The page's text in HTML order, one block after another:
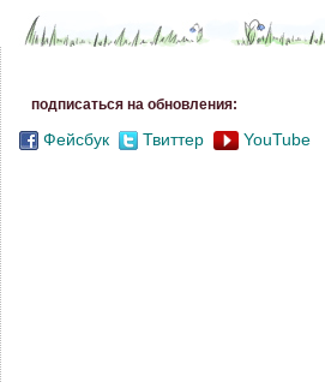
подписаться на обновления:
Фейсбук Твиттер YouTube